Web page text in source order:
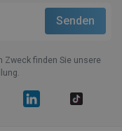
finden Sie unsere